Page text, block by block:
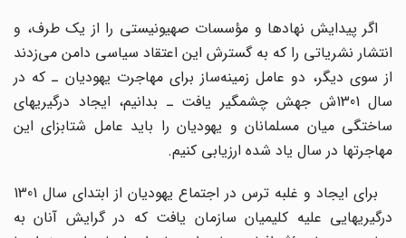
اگر پیدایش نهادها و مؤسسات صهیونیستی را از یک طرف، و
انتشار نشریاتی را که به گسترش این اعتقاد سیاسی دامن می‌زدند
از سوی دیگر، دو عامل زمینه‌ساز برای مهاجرت یهودیان ـ که در
سال 1301ش جهش چشمگیر یافت ـ بدانیم، ایجاد درگیریهای
ساختگی میان مسلمانان و یهودیان را باید عامل شتابزای این
مهاجرتها در سال یاد شده ارزیابی کنیم.
برای ایجاد و غلبه ترس در اجتماع یهودیان از ابتدای سال 1301
درگیریهایی علیه کلیمیان سازمان یافت که در گرایش آنان به